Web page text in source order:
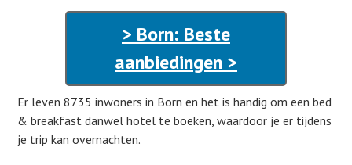
> Born: Beste
aanbiedingen >
Er leven 8735 inwoners in Born en het is handig om een bed
& breakfast danwel hotel te boeken, waardoor je er tijdens
je trip kan overnachten.